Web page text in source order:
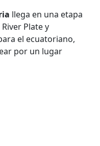
llega en una etapa
Plate y
el ecuatoriano,
por un lugar